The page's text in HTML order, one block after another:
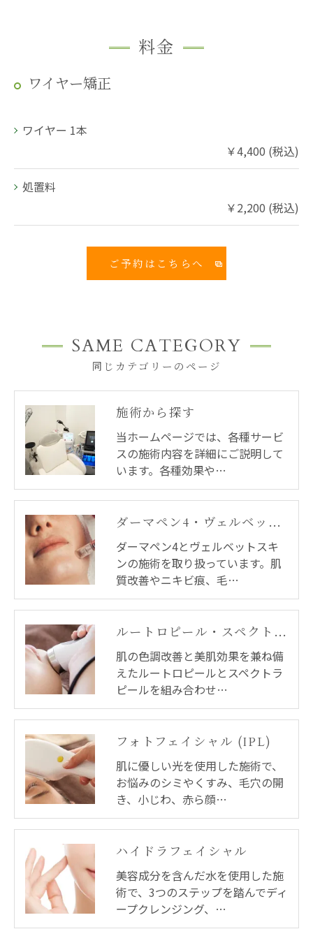
料金
ワイヤー矯正
ワイヤー 1本
￥4,400 (税込)
処置料
￥2,200 (税込)
ご予約はこちらへ
同じカテゴリーのページ
SAME CATEGORY
施術から探す
当ホームページでは、各種サービ
スの施術内容を詳細にご説明して
います。各種効果や…
ダーマペン4・ヴェルベットスキン
ダーマペン4とヴェルベットスキ
ンの施術を取り扱っています。肌
質改善やニキビ痕、毛…
ルートロピール・スペクトラピール・デュアルピール
肌の色調改善と美肌効果を兼ね備
えたルートロピールとスペクトラ
ピールを組み合わせ…
フォトフェイシャル (IPL)
肌に優しい光を使用した施術で、
お悩みのシミやくすみ、毛穴の開
き、小じわ、赤ら顔…
ハイドラフェイシャル
美容成分を含んだ水を使用した施
術で、3つのステップを踏んでディ
ープクレンジング、…